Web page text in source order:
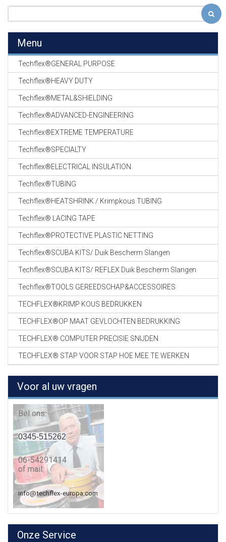
Menu
Techflex®GENERAL PURPOSE
Techflex®HEAVY DUTY
Techflex®METAL&SHIELDING
Techflex®ADVANCED-ENGINEERING
Techflex®EXTREME TEMPERATURE
Techflex®SPECIALTY
Techflex®ELECTRICAL INSULATION
Techflex®TUBING
Techflex®HEATSHRINK / Krimpkous TUBING
Techflex® LACING TAPE
Techflex®PROTECTIVE PLASTIC NETTING
Techflex®SCUBA KITS/ Duik Bescherm Slangen
Techflex®SCUBA KITS/ REFLEX Duik Bescherm Slangen
Techflex®TOOLS GEREEDSCHAP&ACCESSOIRES
TECHFLEX®KRIMP KOUS BEDRUKKEN
TECHFLEX®OP MAAT GEVLOCHTEN BEDRUKKING
TECHFLEX® COMPUTER PRECISIE SNIJDEN
TECHFLEX® STAP VOOR STAP HOE MEE TE WERKEN
Voor al uw vragen
Bel ons:
0345-515262
06-54291414
of mail:
info@techflex-europa.com
Onze Service